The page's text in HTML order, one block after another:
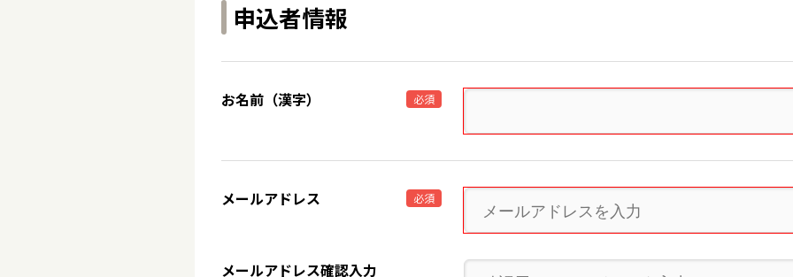
申込者情報
お名前（漢字） 必須
メールアドレス 必須
メールアドレス確認入力